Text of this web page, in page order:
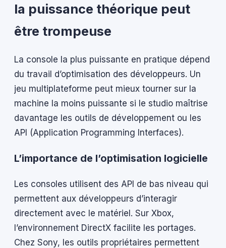
la puissance théorique peut
être trompeuse
La console la plus puissante en pratique dépend
du travail d’optimisation des développeurs. Un
jeu multiplateforme peut mieux tourner sur la
machine la moins puissante si le studio maîtrise
davantage les outils de développement ou les
API (Application Programming Interfaces).
L’importance de l’optimisation logicielle
Les consoles utilisent des API de bas niveau qui
permettent aux développeurs d’interagir
directement avec le matériel. Sur Xbox,
l’environnement DirectX facilite les portages.
Chez Sony, les outils propriétaires permettent